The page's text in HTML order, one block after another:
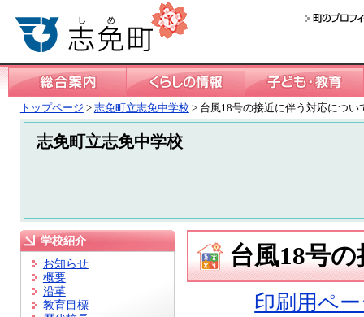
トップページ > 志免町立志免中学校 > 台風18号の接近に伴う対応につい
志免町立志免中学校
学校紹介
お知らせ
概要
沿革
教育目標
台風18号
印刷用ペ